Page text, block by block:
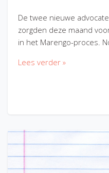
De twee nieuwe
zorgden deze maand
in het Marengo-proces.
Lees verder »